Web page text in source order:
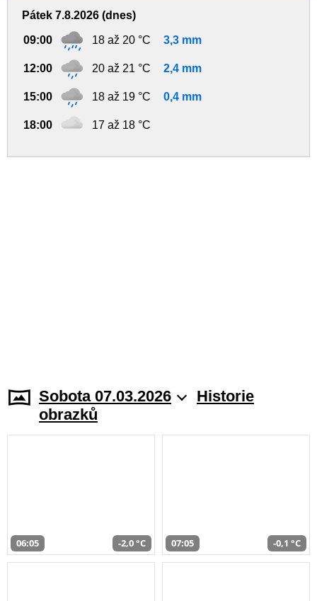
Pátek 7.8.2026 (dnes)
09:00 18 až 20 °C 3,3 mm
12:00 20 až 21 °C 2,4 mm
15:00 18 až 19 °C 0,4 mm
18:00 17 až 18 °C
Sobota 07.03.2026
Historie
obrazků
06:05 -2,0 °C 07:05 -0,1 °C